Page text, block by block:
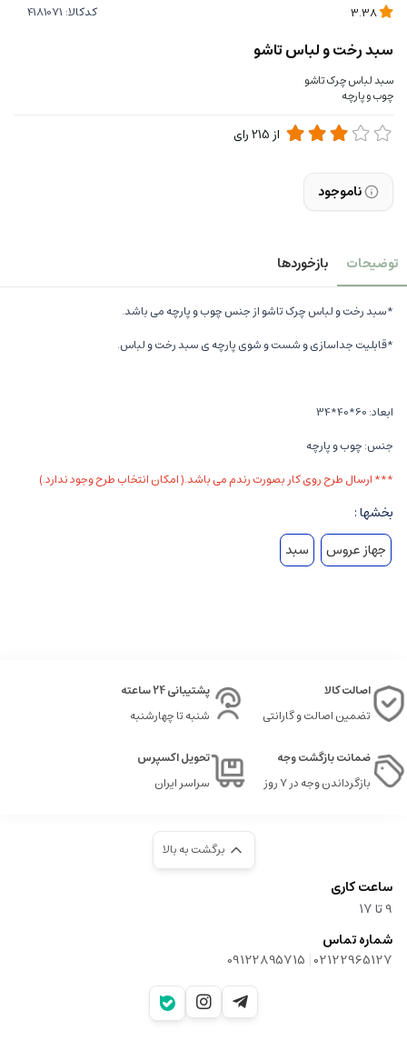
کدکالا:
سبد رخت و لباس تاشو
سبد لباس چرک تاشو
چوب و پارچه
از 215رای
ناموجود
توضیحات بازخوردها
*سبد رخت و لباس چرک تاشو از جنس چوب و پارچه می باشد.
*قابلیت جداسازی و شست و شوی پارچه ی سبد رخت و لباس.
ابعاد: 60*40*34
جنس: چوب و پارچه
*** ارسال طرح روی کار بصورت رندم می باشد.( امکان انتخاب طرح وجود ندارد.)
بخشها :
جهاز عروس
سبد
اصالت کالا
تضمین اصالت و گارانتی
پشتیبانی 24 ساعته
شنبه تا چهارشنبه
ضمانت بازگشت وجه
بازگرداندن وجه در ۷ روز
تحویل اکسپرس
سراسر ایران
برگشت به بالا
ساعت کاری
9‌ تا ۱۷
شماره تماس
02122965127
|
09122895715